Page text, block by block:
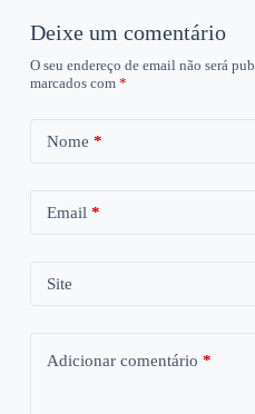
Deixe um comentário
O seu endereço de email não será
marcados com *
Nome *
Email *
Site
Adicionar comentário *